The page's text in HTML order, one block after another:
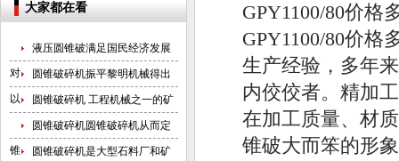
GPY1100/80价格
GPY1100/80价格
生产经验，多年
内佼佼者。精加
在加工质量、材
锥破大而笨的形
大家都在看
液压圆锥破满足国民经济发展
对
圆锥破碎机振平黎明机械得出
以
圆锥破碎机 工程机械之一的矿
圆锥破碎机圆锥破碎机从而定
锥
圆锥破碎机是大型石料厂和矿